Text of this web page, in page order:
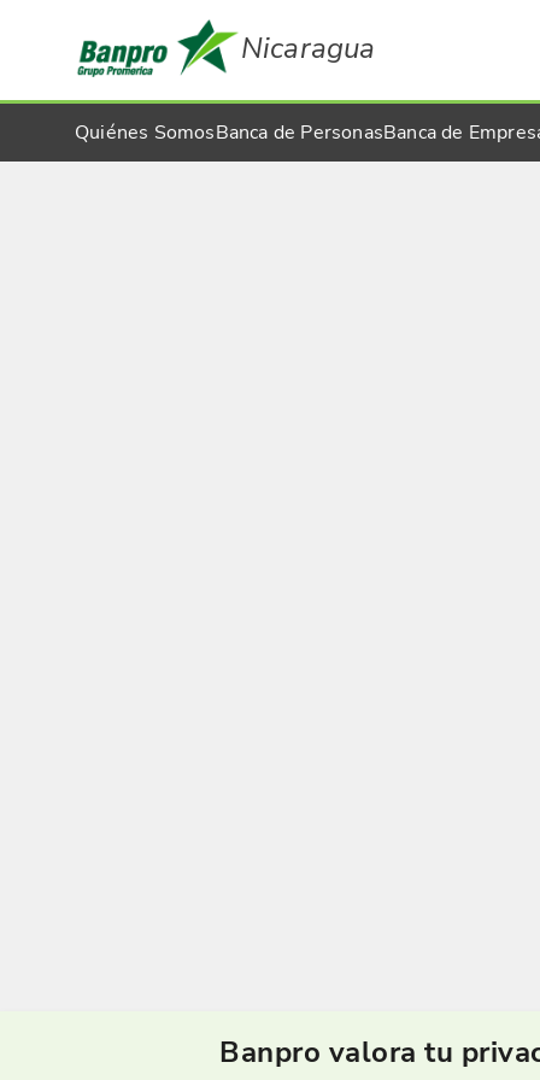
Nicaragua
Quiénes SomosBanca de PersonasBanca de
Banpro valora tu
Sucursal